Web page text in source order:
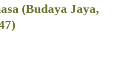
(Budaya Jaya,